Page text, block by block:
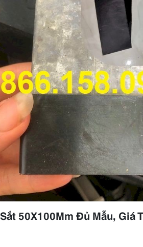
50X100Mm Đủ Mẫu, Giá